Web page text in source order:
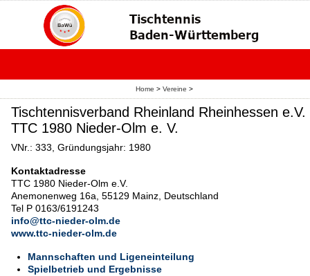
Home > Vereine >
Tischtennisverband Rheinland Rheinhessen e.V.
TTC 1980 Nieder-Olm e. V.
VNr.: 333, Gründungsjahr: 1980
Kontaktadresse
TTC 1980 Nieder-Olm e.V.
Anemonenweg 16a, 55129 Mainz, Deutschland
Tel P 0163/6191243
info@ttc-nieder-olm.de
www.ttc-nieder-olm.de
Mannschaften und Ligeneinteilung
Spielbetrieb und Ergebnisse